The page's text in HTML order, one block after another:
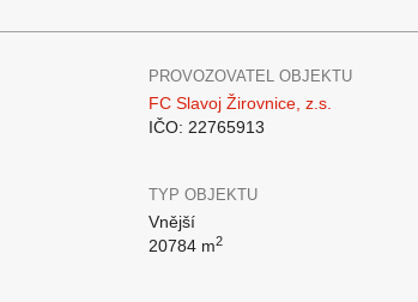
PROVOZOVATEL OBJEKTU
FC Slavoj Žirovnice, z.s.
IČO: 22765913
TYP OBJEKTU
Vnější
20784 m2